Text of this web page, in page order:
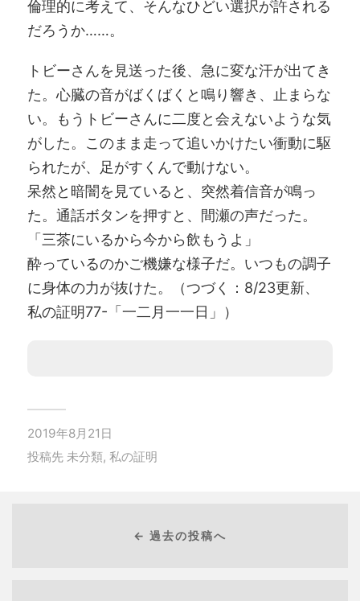
倫理的に考えて、そんなひどい選択が許される
だろうか……。
トビーさんを見送った後、急に変な汗が出てき
た。心臓の音がばくばくと鳴り響き、止まらな
い。もうトビーさんに二度と会えないような気
がした。このまま走って追いかけたい衝動に駆
られたが、足がすくんで動けない。
呆然と暗闇を見ていると、突然着信音が鳴っ
た。通話ボタンを押すと、間瀬の声だった。
「三茶にいるから今から飲もうよ」
酔っているのかご機嫌な様子だ。いつもの調子
に身体の力が抜けた。（つづく：8/23更新、
私の証明77-「一二月一一日」）
2019年8月21日
投稿先 未分類, 私の証明
← 過去の投稿へ